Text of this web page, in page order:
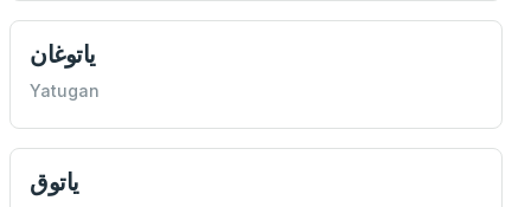
ياتوغان
Yatugan
ياتوق